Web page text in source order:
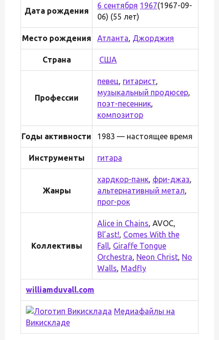
Дата рождения
6 сентября 1967(1967-09-
06) (55 лет)
Место рождения Атланта, Джорджия
Страна США
Профессии
певец, гитарист,
музыкальный продюсер,
поэт-песенник,
композитор
Годы активности 1983 — настоящее время
Инструменты гитара
Жанры
хардкор-панк, фри-джаз,
альтернативный метал,
прог-рок
Коллективы
Alice in Chains, AVOC,
Bl’ast!, Comes With the
Fall, Giraffe Tongue
Orchestra, Neon Christ, No
Walls, Madfly
williamduvall.com
Медиафайлы на
Викискладе